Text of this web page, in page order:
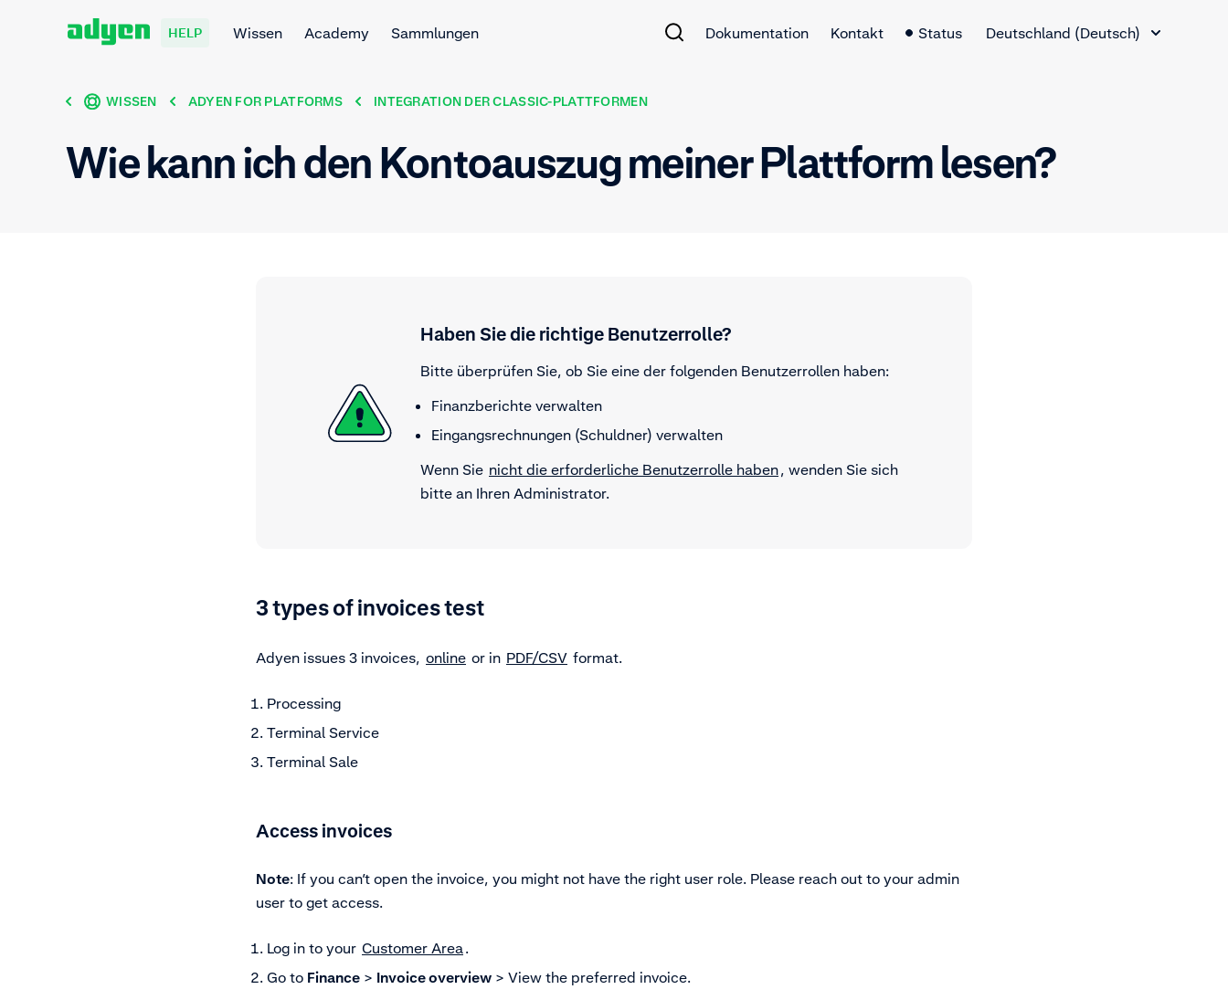
HELP Wissen Academy Sammlungen Dokumentation Kontakt Status
Deutschland (Deutsch)
WISSEN ADYEN FOR PLATFORMS INTEGRATION DER CLASSIC-PLATTFORMEN
Wie kann ich den Kontoauszug meiner Plattform lesen?
Haben Sie die richtige Benutzerrolle?
Bitte überprüfen Sie, ob Sie eine der folgenden Benutzerrollen haben:
Finanzberichte verwalten
Eingangsrechnungen (Schuldner) verwalten
Wenn Sie nicht die erforderliche Benutzerrolle haben, wenden Sie sich
bitte an Ihren Administrator.
3 types of invoices test
Adyen issues 3 invoices, online or in PDF/CSV format.
Processing
Terminal Service
Terminal Sale
Access invoices
Note: If you can’t open the invoice, you might not have the right user role. Please reach out to your admin
user to get access.
Log in to your Customer Area.
Go to Finance > Invoice overview > View the preferred invoice.